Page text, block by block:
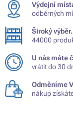
Výdejní
odběrných
Široký výběr.
44000
U nás máte
vrátit do 30
Odměníme
nákup